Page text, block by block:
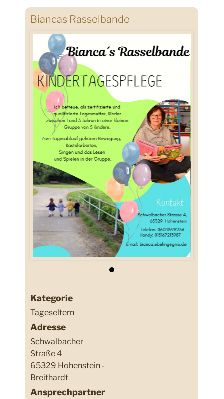
Biancas Rasselbande
Kategorie
Tageseltern
Adresse
Schwalbacher
Straße 4
65329 Hohenstein -
Breithardt
Ansprechpartner